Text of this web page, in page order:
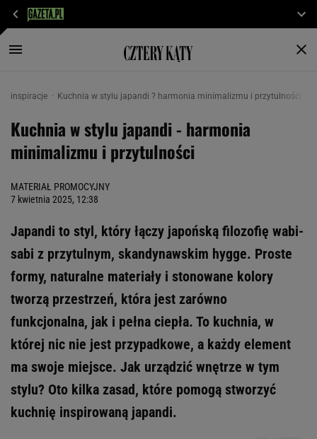
inspiracje Kuchnia w stylu japandi ? harmonia minimalizmu i przytulności
Kuchnia w stylu japandi - harmonia
minimalizmu i przytulności
MATERIAŁ PROMOCYJNY
7 kwietnia 2025, 12:38
Japandi to styl, który łączy japońską filozofię wabi-
sabi z przytulnym, skandynawskim hygge. Proste
formy, naturalne materiały i stonowane kolory
tworzą przestrzeń, która jest zarówno
funkcjonalna, jak i pełna ciepła. To kuchnia, w
której nic nie jest przypadkowe, a każdy element
ma swoje miejsce. Jak urządzić wnętrze w tym
stylu? Oto kilka zasad, które pomogą stworzyć
kuchnię inspirowaną japandi.